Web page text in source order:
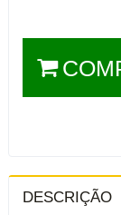
DESCRIÇÃO